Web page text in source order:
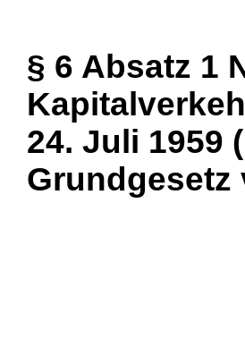
§ 6 Absatz 1
24. Juli 1959
Grundgesetz